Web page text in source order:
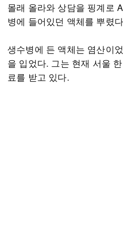
몰래 올라와 상담을 핑계로
병에 들어있던 액체를 뿌렸
생수병에 든 액체는 염산이
을 입었다. 그는 현재 서울
료를 받고 있다.